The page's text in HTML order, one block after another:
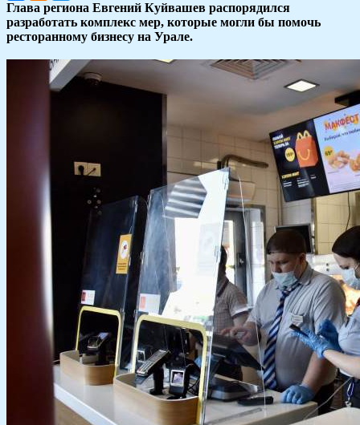
Глава региона Евгений Куйвашев распорядился
разработать комплекс мер, которые могли бы помочь
ресторанному бизнесу на Урале.